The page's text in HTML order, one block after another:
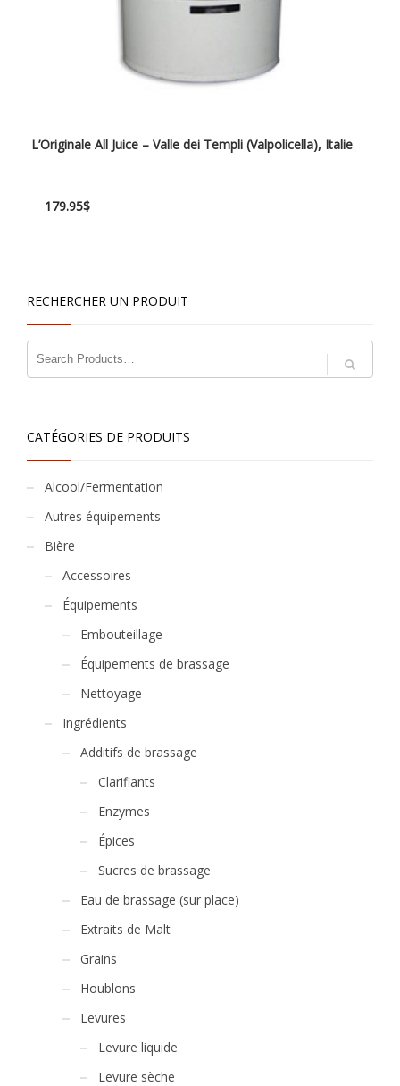
L’Originale All Juice – Valle dei Templi (Valpolicella), Italie
179.95$
RECHERCHER UN PRODUIT
CATÉGORIES DE PRODUITS
Alcool/Fermentation
Autres équipements
Bière
Accessoires
Équipements
Embouteillage
Équipements de brassage
Nettoyage
Ingrédients
Additifs de brassage
Clarifiants
Enzymes
Épices
Sucres de brassage
Eau de brassage (sur place)
Extraits de Malt
Grains
Houblons
Levures
Levure liquide
Levure sèche